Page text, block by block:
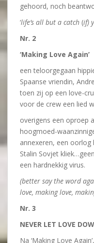
gehoord, noch
‘life’s all but a catch (if)
Nr. 2
‘Making Love Again’
een teloorgegaan
Spaanse vriendin,
toen zij op een love-
voor de crew een lied
overigens een oproep
hoogmoed-
annexeren, een oorlog
Stalin Sovjet
een hardnekkig virus.
(better say the word
love, making love,
Nr. 3
NEVER LET LOVE
Na ‘Making Love